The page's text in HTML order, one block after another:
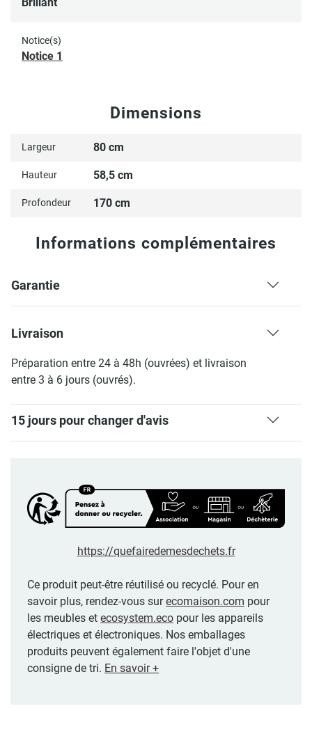
Notice(s)
Notice 1
Dimensions
Largeur 80 cm
Hauteur 58,5 cm
Profondeur 170 cm
Informations complémentaires
Garantie
Livraison
Préparation entre 24 à 48h (ouvrées) et livraison
entre 3 à 6 jours (ouvrés).
15 jours pour changer d'avis
https://quefairedemesdechets.fr
Ce produit peut-être réutilisé ou recyclé. Pour en
savoir plus, rendez-vous surecomaison.com pour
les meubles et ecosystem.eco pour les appareils
électriques et électroniques. Nos emballages
produits peuvent également faire l'objet d'une
consigne de tri. En savoir +